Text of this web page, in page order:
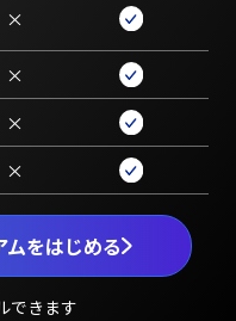
ムをはじめる
できます
×
×
×
×